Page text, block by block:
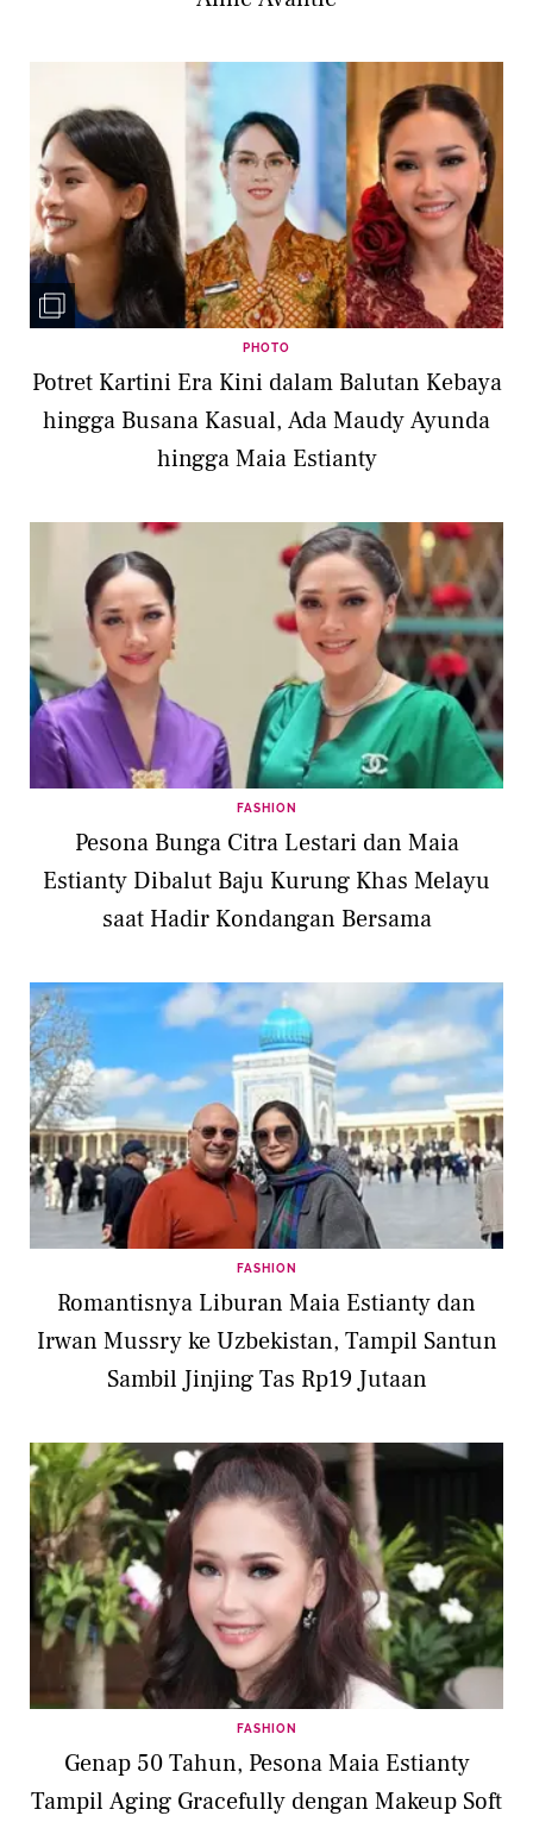
PHOTO
Potret Kartini Era Kini dalam Balutan Kebaya
hingga Busana Kasual, Ada Maudy Ayunda
hingga Maia Estianty
FASHION
Pesona Bunga Citra Lestari dan Maia
Estianty Dibalut Baju Kurung Khas Melayu
saat Hadir Kondangan Bersama
FASHION
Romantisnya Liburan Maia Estianty dan
Irwan Mussry ke Uzbekistan, Tampil Santun
Sambil Jinjing Tas Rp19 Jutaan
FASHION
Genap 50 Tahun, Pesona Maia Estianty
Tampil Aging Gracefully dengan Makeup Soft